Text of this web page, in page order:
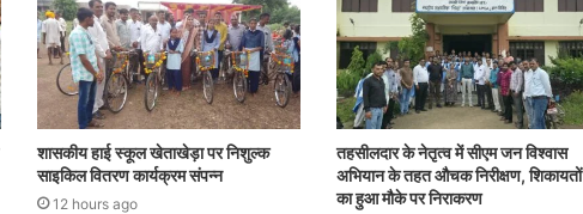
शासकीय हाई स्कूल खेताखेड़ा पर निशुल्क
साइकिल वितरण कार्यक्रम संपन्न
12 hours ago
तहसीलदार के नेतृत्व में सीएम जन विश्वास
अभियान के तहत औचक निरीक्षण, शिकायतों
का हुआ मौके पर निराकरण